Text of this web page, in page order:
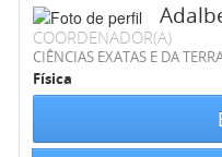
COORDENADOR(A)
CIÊNCIAS EXATAS E DA
Física